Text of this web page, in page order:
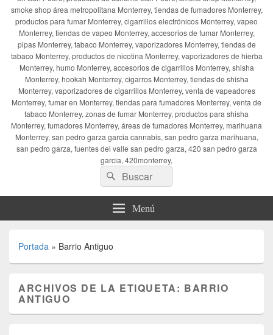
smoke shop área metropolitana Monterrey, tiendas de fumadores Monterrey,
productos para fumar Monterrey, cigarrillos electrónicos Monterrey, vapeo
Monterrey, tiendas de vapeo Monterrey, accesorios de fumar Monterrey,
pipas Monterrey, tabaco Monterrey, vaporizadores Monterrey, tiendas de
tabaco Monterrey, productos de nicotina Monterrey, vaporizadores de hierba
Monterrey, humo Monterrey, accesorios de cigarrillos Monterrey, shisha
Monterrey, hookah Monterrey, cigarros Monterrey, tiendas de shisha
Monterrey, vaporizadores de cigarrillos Monterrey, venta de vapeadores
Monterrey, fumar en Monterrey, tiendas para fumadores Monterrey, venta de
tabaco Monterrey, zonas de fumar Monterrey, productos para shisha
Monterrey, fumadores Monterrey, áreas de fumadores Monterrey, marihuana
Monterrey, san pedro garza garcia cannabis, san pedro garza marihuana,
san pedro garza, fuentes del valle san pedro garza, 420 san pedro garza
garcia, 420monterrey,
Buscar
por:
Buscar
Menú
Portada » Barrio Antiguo
ARCHIVOS DE LA ETIQUETA: BARRIO
ANTIGUO